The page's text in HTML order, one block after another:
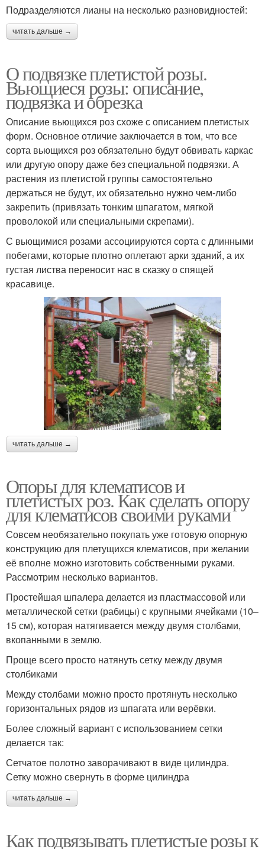
Подразделяются лианы на несколько разновидностей:
читать дальше →
О подвязке плетистой розы.
Вьющиеся розы: описание,
подвязка и обрезка
Описание вьющихся роз схоже с описанием плетистых
форм. Основное отличие заключается в том, что все
сорта вьющихся роз обязательно будут обвивать каркас
или другую опору даже без специальной подвязки. А
растения из плетистой группы самостоятельно
держаться не будут, их обязательно нужно чем-либо
закрепить (привязать тонким шпагатом, мягкой
проволокой или специальными скрепами).
С вьющимися розами ассоциируются сорта с длинными
побегами, которые плотно оплетают арки зданий, а их
густая листва переносит нас в сказку о спящей
красавице.
читать дальше →
Опоры для клематисов и
плетистых роз. Как сделать опору
для клематисов своими руками
Совсем необязательно покупать уже готовую опорную
конструкцию для плетущихся клематисов, при желании
её вполне можно изготовить собственными руками.
Рассмотрим несколько вариантов.
Простейшая шпалера делается из пластмассовой или
металлической сетки (рабицы) с крупными ячейками (10–
15 см), которая натягивается между двумя столбами,
вкопанными в землю.
Проще всего просто натянуть сетку между двумя
столбиками
Между столбами можно просто протянуть несколько
горизонтальных рядов из шпагата или верёвки.
Более сложный вариант с использованием сетки
делается так:
Сетчатое полотно заворачивают в виде цилиндра.
Сетку можно свернуть в форме цилиндра
читать дальше →
Как подвязывать плетистые розы к